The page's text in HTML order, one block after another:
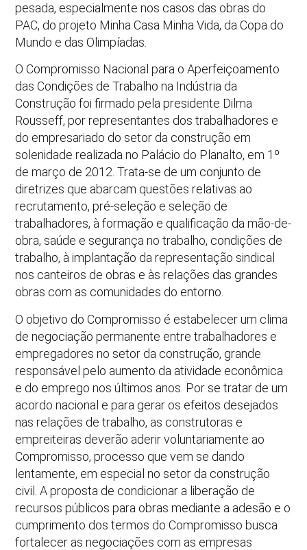
pesada, especialmente nos casos das obras do
PAC, do projeto Minha Casa Minha Vida, da Copa do
Mundo e das Olimpíadas.
O Compromisso Nacional para o Aperfeiçoamento
das Condições de Trabalho na Indústria da
Construção foi firmado pela presidente Dilma
Rousseff, por representantes dos trabalhadores e
do empresariado do setor da construção em
solenidade realizada no Palácio do Planalto, em 1º
de março de 2012. Trata-se de um conjunto de
diretrizes que abarcam questões relativas ao
recrutamento, pré-seleção e seleção de
trabalhadores, à formação e qualificação da mão-de-
obra, saúde e segurança no trabalho, condições de
trabalho, à implantação da representação sindical
nos canteiros de obras e às relações das grandes
obras com as comunidades do entorno.
O objetivo do Compromisso é estabelecer um clima
de negociação permanente entre trabalhadores e
empregadores no setor da construção, grande
responsável pelo aumento da atividade econômica
e do emprego nos últimos anos. Por se tratar de um
acordo nacional e para gerar os efeitos desejados
nas relações de trabalho, as construtoras e
empreiteiras deverão aderir voluntariamente ao
Compromisso, processo que vem se dando
lentamente, em especial no setor da construção
civil. A proposta de condicionar a liberação de
recursos públicos para obras mediante a adesão e o
cumprimento dos termos do Compromisso busca
fortalecer as negociações com as empresas